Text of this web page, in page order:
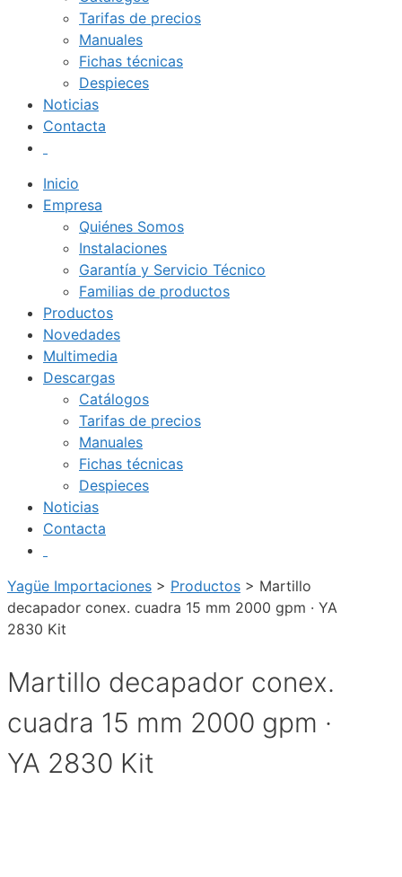
Tarifas de precios
Manuales
Fichas técnicas
Despieces
Noticias
Contacta
Inicio
Empresa
Quiénes Somos
Instalaciones
Garantía y Servicio Técnico
Familias de productos
Productos
Novedades
Multimedia
Descargas
Catálogos
Tarifas de precios
Manuales
Fichas técnicas
Despieces
Noticias
Contacta
Yagüe Importaciones > Productos > Martillo
decapador conex. cuadra 15 mm 2000 gpm · YA
2830 Kit
Martillo decapador conex.
cuadra 15 mm 2000 gpm ·
YA 2830 Kit